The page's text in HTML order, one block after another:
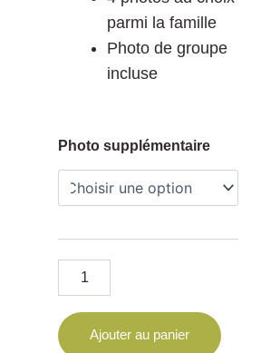
à
parmi la famille
Photo de groupe
incluse
Photo supplémentaire
quantité
de
CD
Familial
Ajouter au panier